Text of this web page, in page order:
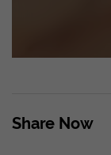
Share Now